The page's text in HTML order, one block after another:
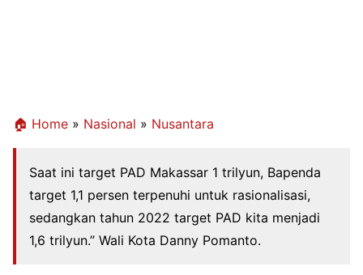
🏠 Home » Nasional » Nusantara
Saat ini target PAD Makassar 1 trilyun, Bapenda
target 1,1 persen terpenuhi untuk rasionalisasi,
sedangkan tahun 2022 target PAD kita menjadi
1,6 trilyun.” Wali Kota Danny Pomanto.